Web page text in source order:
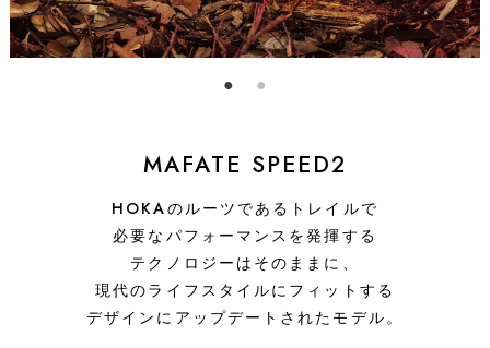
MAFATE SPEED2
HOKAのルーツであるトレイルで
必要なパフォーマンスを発揮する
テクノロジーはそのままに、
現代のライフスタイルにフィットする
デザインにアップデートされたモデル。